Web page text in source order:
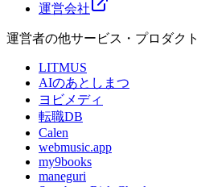
運営会社
運営者の他サービス・プロダクト
LITMUS
AIのあとしまつ
ヨビメディ
転職DB
Calen
webmusic.app
my9books
maneguri